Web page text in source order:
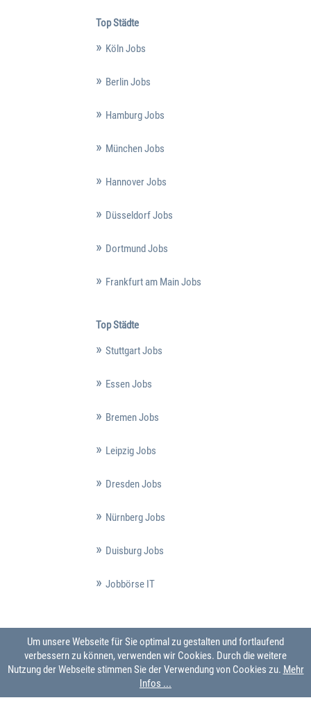
Top Städte
Köln Jobs
Berlin Jobs
Hamburg Jobs
München Jobs
Hannover Jobs
Düsseldorf Jobs
Dortmund Jobs
Frankfurt am Main Jobs
Top Städte
Stuttgart Jobs
Essen Jobs
Bremen Jobs
Leipzig Jobs
Dresden Jobs
Nürnberg Jobs
Duisburg Jobs
Jobbörse IT
Um unsere Webseite für Sie optimal zu gestalten und fortlaufend
verbessern zu können, verwenden wir Cookies. Durch die weitere
Nutzung der Webseite stimmen Sie der Verwendung von Cookies zu. Mehr
Infos ...